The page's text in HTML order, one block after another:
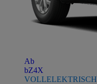
Ab
bZ4X
VOLLELEKTRISCH